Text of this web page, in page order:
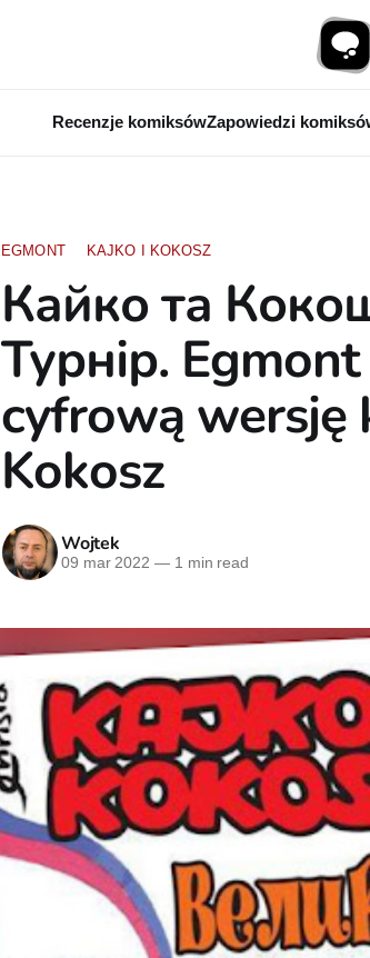
Recenzje komiksówZapowiedzi
EGMONT KAJKO I KOKOSZ
Кайко та
Турнір.
cyfrową wersję
Kokosz
Wojtek
09 mar 2022 —1 min read